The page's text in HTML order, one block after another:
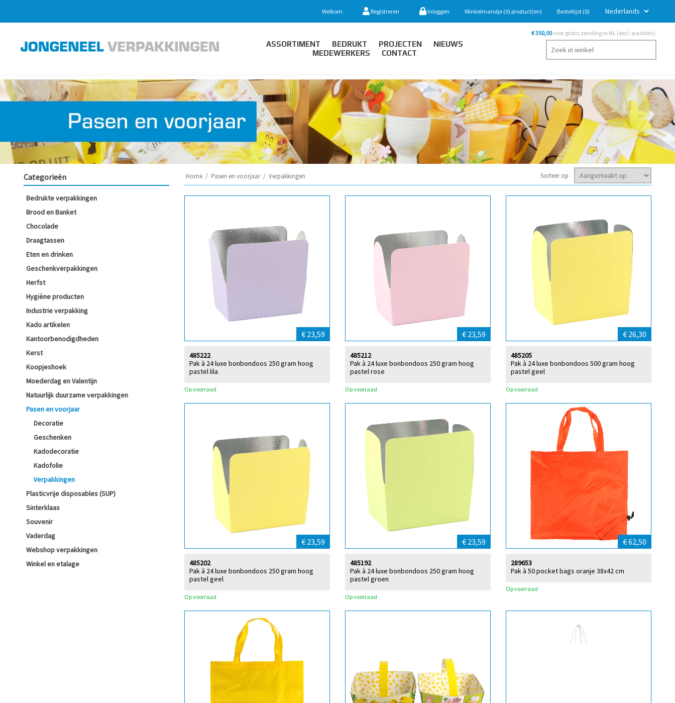
Welkom Registreren Inloggen Winkelmandje (0) product(en) Bestellijst (0)
ASSORTIMENT BEDRUKT PROJECTEN
NIEUWS
MEDEWERKERS
CONTACT
€ 350,00voor gratis zending in NL (excl. wadden).
Categorieën
Bedrukte verpakkingen
Brood en Banket
Chocolade
Draagtassen
Eten en drinken
Geschenkverpakkingen
Herfst
Hygiëne producten
Industrie verpakking
Kado artikelen
Kantoorbenodigdheden
Kerst
Koopjeshoek
Moederdag en Valentijn
Natuurlijk duurzame verpakkingen
Pasen en voorjaar
Decoratie
Geschenken
Kadodecoratie
Kadofolie
Verpakkingen
Plasticvrije disposables (SUP)
Sinterklaas
Souvenir
Vaderdag
Webshop verpakkingen
Winkel en etalage
Home / Pasen en voorjaar / Verpakkingen Sorteer op
€ 23,59
Pak à 24 luxe bonbondoos 250 gram hoog
pastel lila
485222
Op voorraad
€ 23,59
Pak à 24 luxe bonbondoos 250 gram hoog
pastel rose
485212
Op voorraad
€ 26,30
Pak à 24 luxe bonbondoos 500 gram hoog
pastel geel
485205
Op voorraad
€ 23,59
Pak à 24 luxe bonbondoos 250 gram hoog
pastel geel
485202
Op voorraad
€ 23,59
Pak à 24 luxe bonbondoos 250 gram hoog
pastel groen
485192
Op voorraad
€ 62,50
Pak à 50 pocket bags oranje 38x42 cm
289653
Op voorraad